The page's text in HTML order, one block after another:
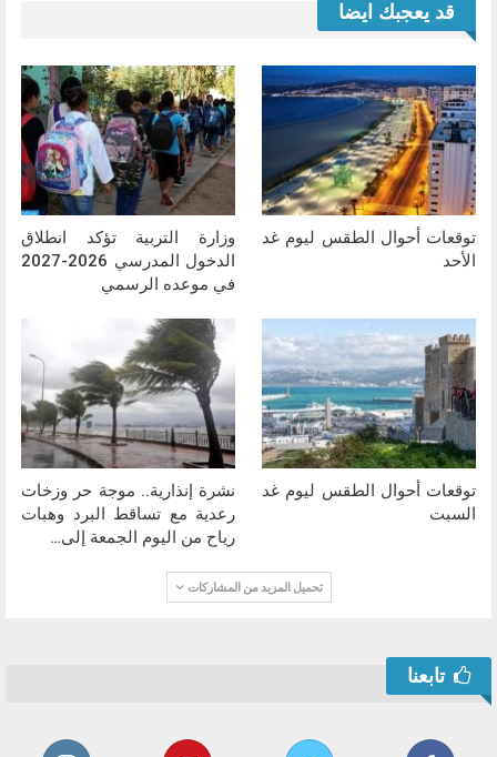
قد يعجبك ايضا
توقعات أحوال الطقس ليوم غد
الأحد
وزارة التربية تؤكد انطلاق
الدخول المدرسي 2026-2027
في موعده الرسمي
توقعات أحوال الطقس ليوم غد
السبت
نشرة إنذارية.. موجة حر وزخات
رعدية مع تساقط البرد وهبات
رياح من اليوم الجمعة إلى…
تحميل المزيد من المشاركات
تابعنا